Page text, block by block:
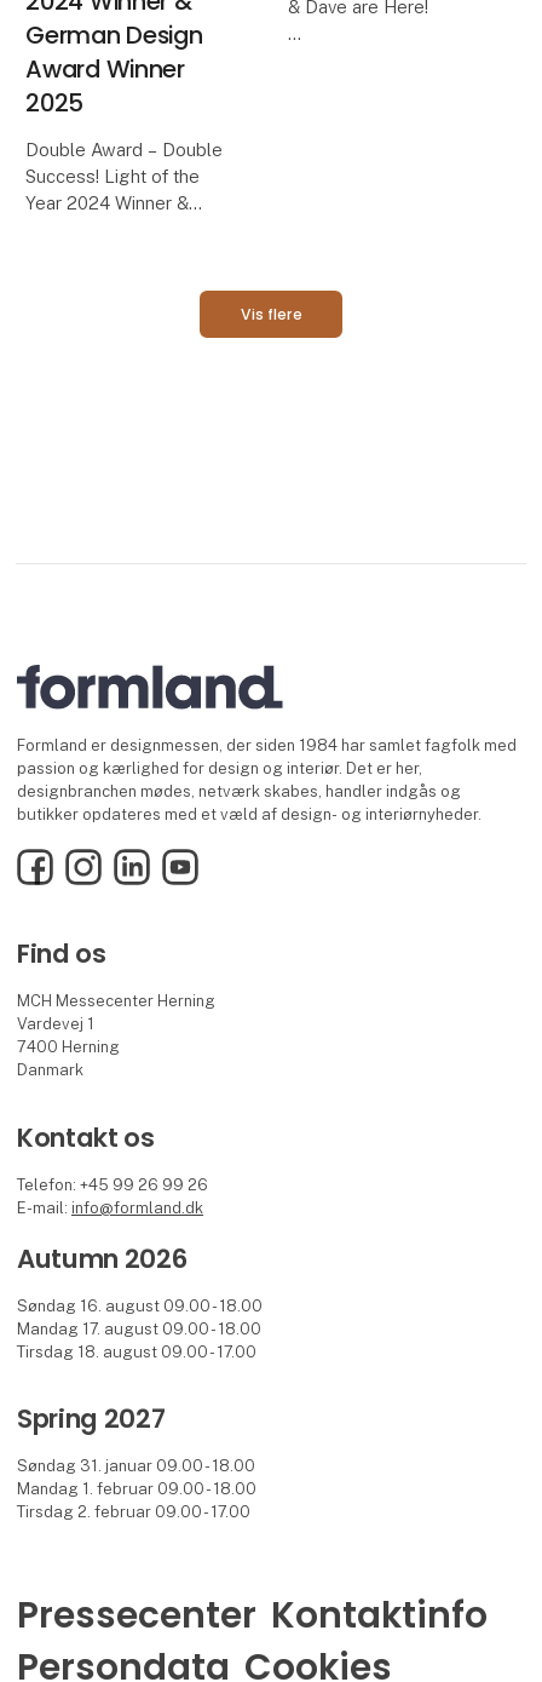
German Design
Award Winner
2025
Double Award – Double
Success! Light of the
Year 2024 Winner &
illuminates the room: Our
& Dave are Here!
Vis flere
Formland er designmessen, der siden 1984 har samlet fagfolk med
passion og kærlighed for design og interiør. Det er her,
designbranchen mødes, netværk skabes, handler indgås og
butikker opdateres med et væld af design- og interiørnyheder.
FacebookInstagramLinkedInYouTube
Find os
MCH Messecenter Herning
Vardevej 1
7400 Herning
Danmark
Kontakt os
Telefon: +45 99 26 99 26
E-mail: info@formland.dk
Autumn 2026
Søndag 16. august 09.00 - 18.00
Mandag 17. august 09.00 - 18.00
Tirsdag 18. august 09.00 - 17.00
Spring 2027
Søndag 31. januar 09.00 - 18.00
Mandag 1. februar 09.00 - 18.00
Tirsdag 2. februar 09.00 - 17.00
Pressecenter Kontaktinfo
Persondata Cookies